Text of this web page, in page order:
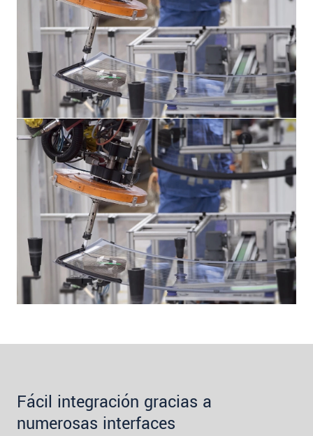
Fácil integración gracias a
numerosas interfaces